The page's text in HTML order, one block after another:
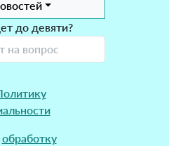
до девяти?
обработку